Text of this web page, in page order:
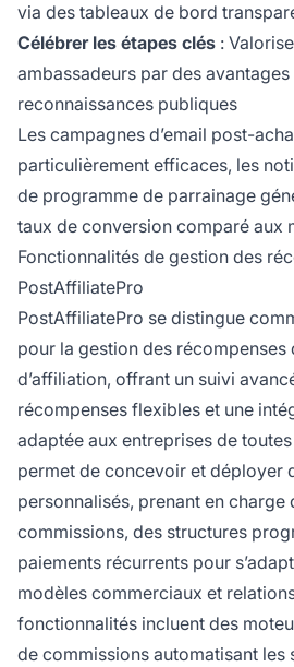
via des tableaux de bord
Célébrer les étapes clés :
ambassadeurs par des
reconnaissances publiques
Les campagnes d’email post-
particulièrement efficaces, les
de programme de parrainage
taux de conversion comparé aux
Fonctionnalités de gestion des
PostAffiliatePro
PostAffiliatePro se distingue
pour la gestion des récompenses
d’affiliation, offrant un suivi
récompenses flexibles et une
adaptée aux entreprises de
permet de concevoir et déployer
personnalisés, prenant en charge
commissions, des structures
paiements récurrents pour
modèles commerciaux et
fonctionnalités incluent des
de commissions automatisant les